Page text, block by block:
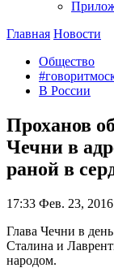
Главная Новости
Общество
В России
Проханов
Чечни в
раной в
17:33 Фев. 23, 2016
Глава Чечни в
Сталина и
народом.